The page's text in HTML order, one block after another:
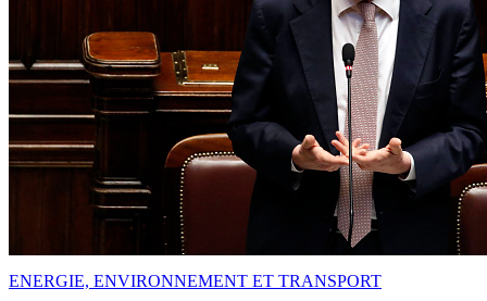
ENERGIE, ENVIRONNEMENT ET TRANSPORT